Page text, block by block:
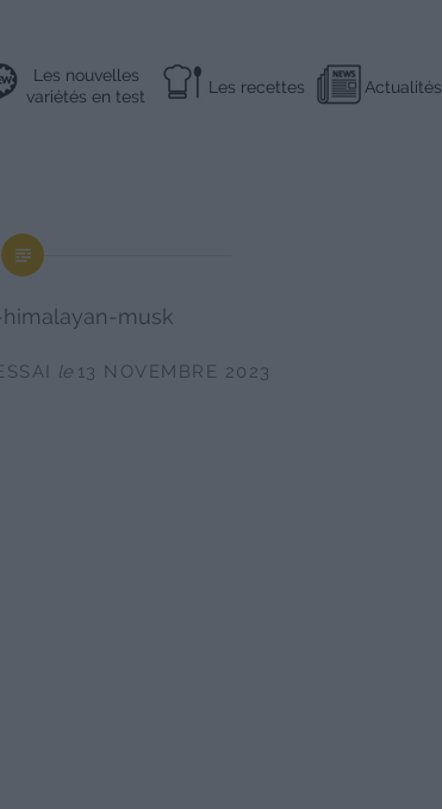
Les nouvelles
variétés en test
Les recettes Actualités
musk
le 13 NOVEMBRE 2023